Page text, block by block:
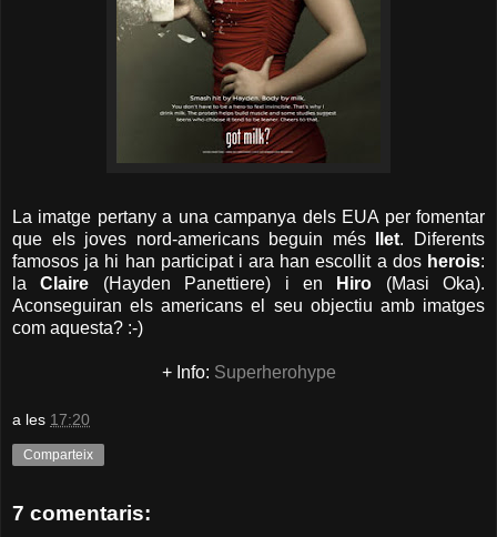
La imatge pertany a una campanya dels EUA per fomentar
que els joves nord-americans beguin més
llet. Diferents
famosos ja hi han participat i ara han escollit a dos herois:
laClaire (Hayden Panettiere) i en Hiro (Masi Oka).
Aconseguiran els americans el seu objectiu amb imatges
com aquesta? :-)
+ Info: Superherohype
a les 17:20
Comparteix
7 comentaris: